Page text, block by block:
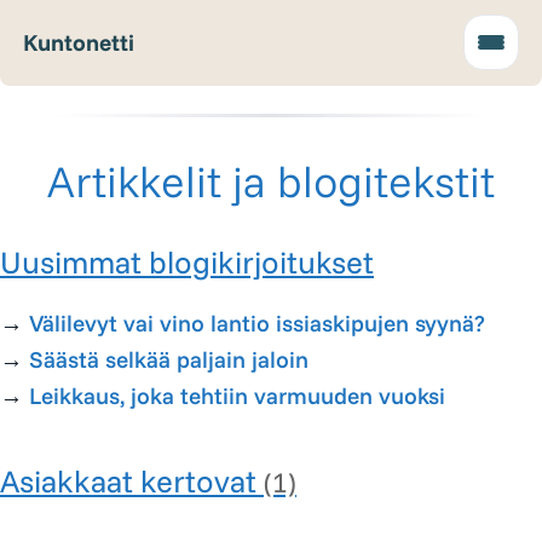
Kuntonetti
Artikkelit ja blogitekstit
Uusimmat blogikirjoitukset
→ Välilevyt vai vino lantio issiaskipujen syynä?
→ Säästä selkää paljain jaloin
→ Leikkaus, joka tehtiin varmuuden vuoksi
Asiakkaat kertovat (1)